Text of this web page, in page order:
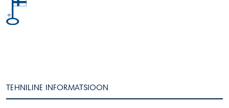
TEHNILINE INFORMATSIOON